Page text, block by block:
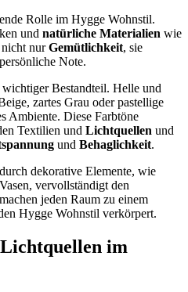
Rolle im Hygge Wohnstil.
und natürliche Materialien wie
nurGemütlichkeit, sie
Note.
Bestandteil. Helle und
zartes Grau oder pastellige
Ambiente. Diese Farbtöne
Textilien und Lichtquellen und
und Behaglichkeit.
dekorative Elemente, wie
vervollständigt den
jeden Raum zu einem
Hygge Wohnstil verkörpert.
im